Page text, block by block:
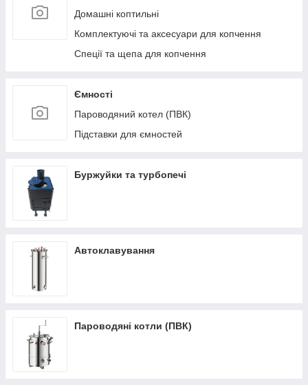
Домашні коптильні
Комплектуючі та аксесуари для копчення
Спеції та щепа для копчення
Ємності
Пароводяний котел (ПВК)
Підставки для ємностей
Буржуйки та турбопечі
Автоклавування
Пароводяні котли (ПВК)